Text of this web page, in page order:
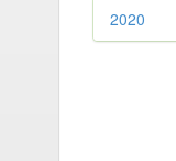
2020